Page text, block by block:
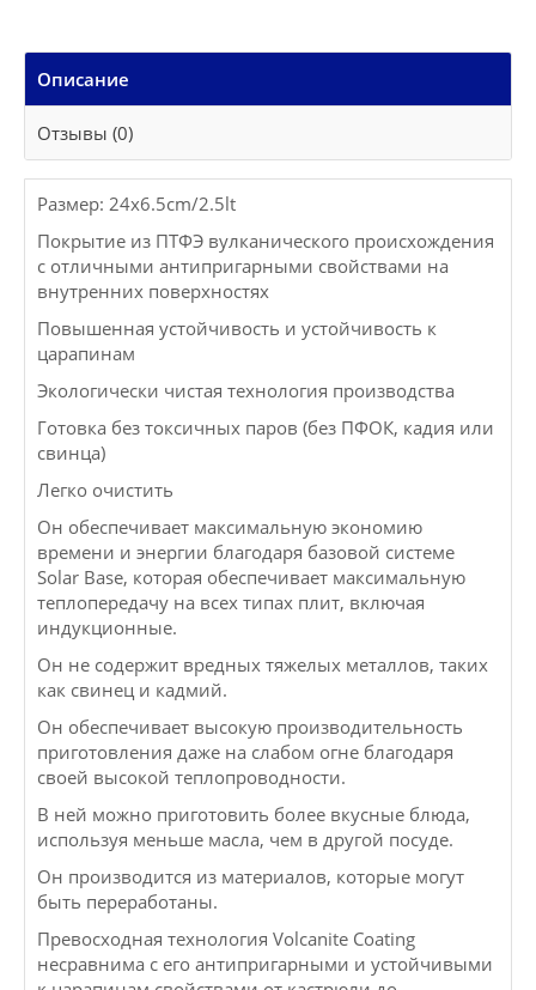
Описание
Отзывы (0)
Размер: 24x6.5cm/2.5lt
Покрытие из ПТФЭ вулканического происхождения
с отличными антипригарными свойствами на
внутренних поверхностях
Повышенная устойчивость и устойчивость к
царапинам
Экологически чистая технология производства
Готовка без токсичных паров (без ПФОК, кадия или
свинца)
Легко очистить
Он обеспечивает максимальную экономию
времени и энергии благодаря базовой системе
Solar Base, которая обеспечивает максимальную
теплопередачу на всех типах плит, включая
индукционные.
Он не содержит вредных тяжелых металлов, таких
как свинец и кадмий.
Он обеспечивает высокую производительность
приготовления даже на слабом огне благодаря
своей высокой теплопроводности.
В ней можно приготовить более вкусные блюда,
используя меньше масла, чем в другой посуде.
Он производится из материалов, которые могут
быть переработаны.
Превосходная технология Volcanite Coating
несравнима с его антипригарными и устойчивыми